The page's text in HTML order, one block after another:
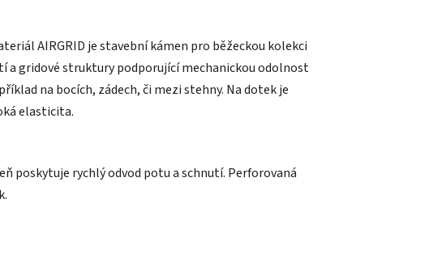
AIRGRID je stavební kámen pro běžeckou kolekci
a gridové struktury podporující mechanickou odolnost
na bocích, zádech, či mezi stehny. Na dotek je
elasticita.
poskytuje rychlý odvod potu a schnutí. Perforovaná